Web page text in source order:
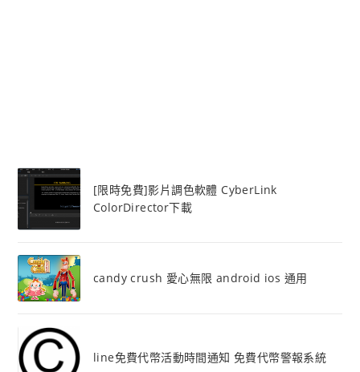
[限時免費]影片調色軟體 CyberLink
ColorDirector下載
candy crush 愛心無限 android ios 通用
line免費代幣活動時間通知 免費代幣警報系統